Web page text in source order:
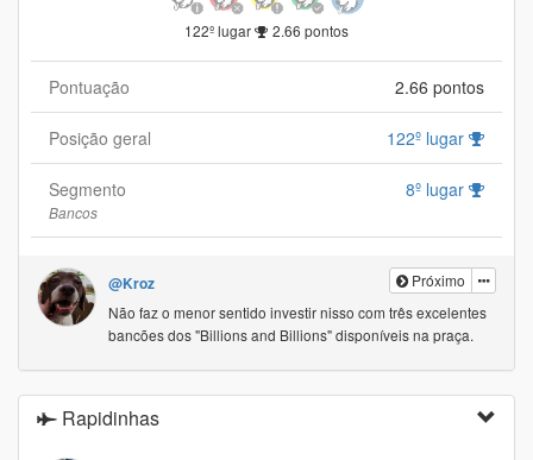
122º lugar 2.66 pontos
Pontuação 2.66 pontos
Posição geral 122º lugar
Segmento 8º lugar
Bancos
Próximo
@Kroz
Não faz o menor sentido investir nisso com três excelentes
bancões dos "Billions and Billions" disponíveis na praça.
Rapidinhas